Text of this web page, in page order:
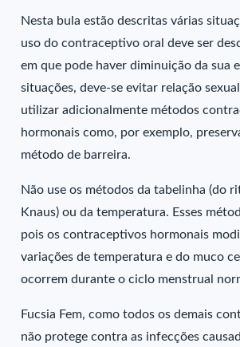
Nesta bula estão descritas várias
uso do contraceptivo oral deve ser
em que pode haver diminuição da sua
situações, deve-se evitar relação
utilizar adicionalmente métodos
hormonais como, por exemplo,
método de barreira.
Não use os métodos da tabelinha (do
Knaus) ou da temperatura. Esses
pois os contraceptivos hormonais
variações de temperatura e do muco
ocorrem durante o ciclo menstrual
Fucsia Fem, como todos os demais
não protege contra as infecções